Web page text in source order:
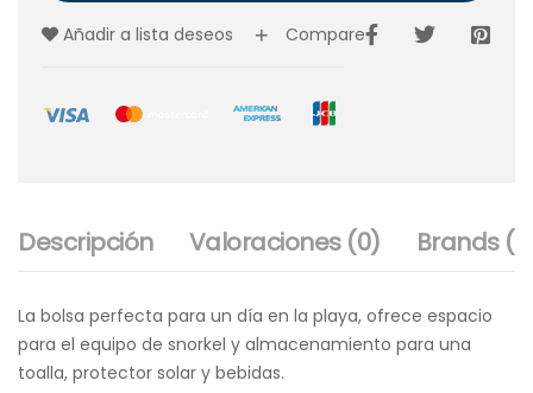
Añadir a lista deseos Compare
Descripción Valoraciones (0) Brands (1)
La bolsa perfecta para un día en la playa, ofrece espacio
para el equipo de snorkel y almacenamiento para una
toalla, protector solar y bebidas.